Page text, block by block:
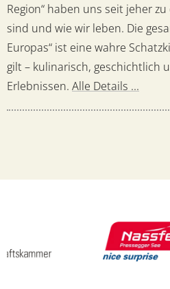
Region“ haben uns seit jeher
sind und wie wir leben. Die
Europas“ ist eine wahre
gilt – kulinarisch, geschichtlich
Erlebnissen. Alle Details ...